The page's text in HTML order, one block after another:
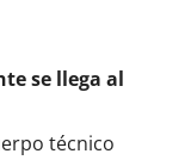
se llega al
técnico